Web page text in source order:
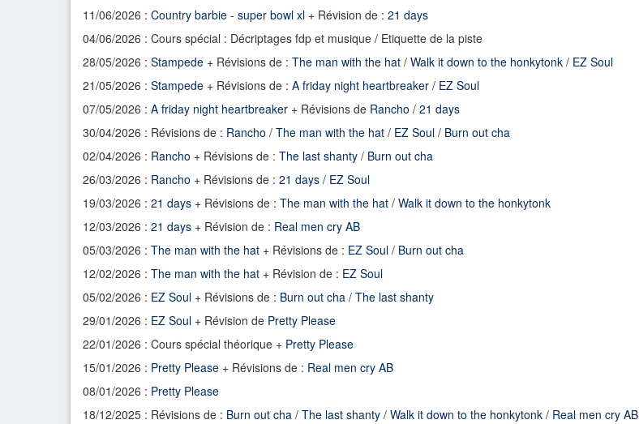
11/06/2026 : Country barbie - super bowl xl + Révision de : 21 days
04/06/2026 : Cours spécial : Décriptages fdp et musique / Etiquette de la piste
28/05/2026 : Stampede + Révisions de : The man with the hat / Walk it down to the honkytonk / EZ Soul
21/05/2026 : Stampede + Révisions de : A friday night heartbreaker / EZ Soul
07/05/2026 : A friday night heartbreaker + Révisions de Rancho / 21 days
30/04/2026 : Révisions de : Rancho / The man with the hat / EZ Soul / Burn out cha
02/04/2026 : Rancho + Révisions de : The last shanty / Burn out cha
26/03/2026 : Rancho + Révisions de : 21 days / EZ Soul
19/03/2026 : 21 days + Révisions de : The man with the hat / Walk it down to the honkytonk
12/03/2026 : 21 days + Révision de : Real men cry AB
05/03/2026 : The man with the hat + Révisions de : EZ Soul / Burn out cha
12/02/2026 : The man with the hat + Révision de : EZ Soul
05/02/2026 : EZ Soul + Révisions de : Burn out cha / The last shanty
29/01/2026 : EZ Soul + Révision de Pretty Please
22/01/2026 : Cours spécial théorique + Pretty Please
15/01/2026 : Pretty Please + Révisions de : Real men cry AB
08/01/2026 : Pretty Please
18/12/2025 : Révisions de : Burn out cha / The last shanty / Walk it down to the honkytonk / Real men cry AB